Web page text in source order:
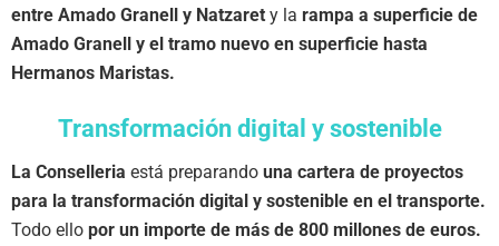
entre Amado Granell y Natzaret y la rampa a superficie de
Amado Granell y el tramo nuevo en superficie hasta
Hermanos Maristas.
Transformación digital y sostenible
La Conselleria está preparando una cartera de proyectos
para la transformación digital y sostenible en el transporte.
Todo ello por un importe de más de 800 millones de euros.